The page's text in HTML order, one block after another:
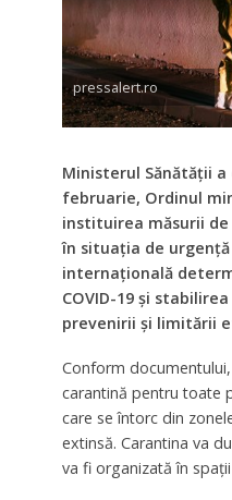
pressalert.ro
Ministerul Sănătăţii
februarie, Ordinul
instituirea măsurii
în situaţia de
internaţională
COVID-19 şi
prevenirii şi limitării
Conform
carantină pentru toate
care se întorc din
extinsă. Carantina va
va fi organizată în